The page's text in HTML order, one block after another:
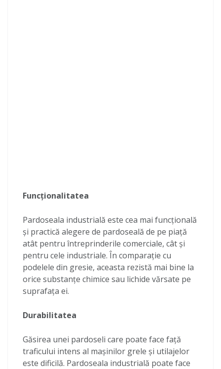
Funcţionalitatea
Pardoseala industrială este cea mai funcțională
și practică alegere de pardoseală de pe piață
atât pentru întreprinderile comerciale, cât și
pentru cele industriale. În comparație cu
podelele din gresie, aceasta rezistă mai bine la
orice substanțe chimice sau lichide vărsate pe
suprafața ei.
Durabilitatea
Găsirea unei pardoseli care poate face față
traficului intens al mașinilor grele și utilajelor
este dificilă. Pardoseala industrială poate face